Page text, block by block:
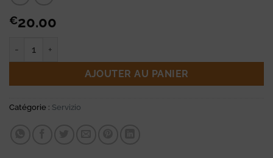
€20.00
AJOUTER AU PANIER
Catégorie : Servizio